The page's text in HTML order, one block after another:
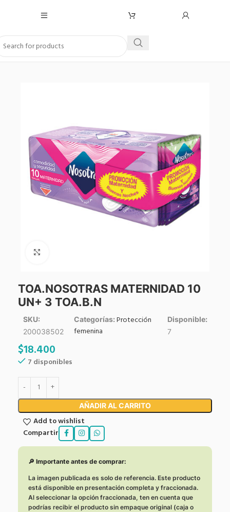
TOA.NOSOTRAS MATERNIDAD 10
UN+ 3 TOA.B.N
SKU:
200038502
Categorías:Protección
femenina
Disponible:
7
$18.400
7 disponibles
AÑADIR AL CARRITO
Add to wishlist
Compartir
🔎 Importante antes de comprar:
La imagen publicada es solo de referencia. Este producto
está disponible en presentación completa y fraccionada.
Al seleccionar la opción fraccionada, ten en cuenta que
podrías recibir el producto sin empaque original (caja o